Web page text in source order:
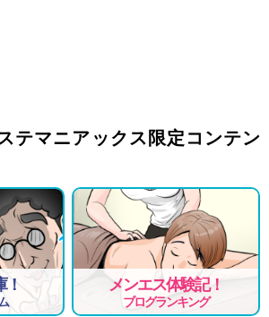
テマニアックス限定コンテン
！ メンエス体験記！
ブログランキング